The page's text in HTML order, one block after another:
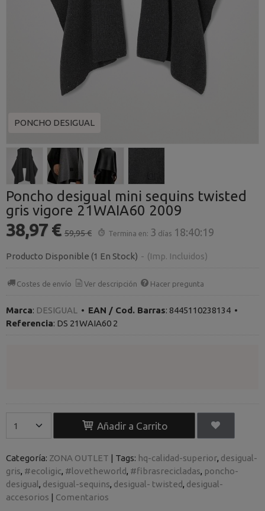
PONCHO DESIGUAL
Poncho desigual mini sequins twisted
gris vigore 21WAIA60 2009
38,97 € 59,95 € Termina en: 3 días 18:40:18
Producto Disponible (1 En Stock) - (Imp. Incluidos)
Costes de envío Ver descripción Hacer pregunta
Marca: DESIGUAL • EAN / Cod. Barras: 8445110238134 •
Referencia: DS 21WAIA60 2
Añadir a Carrito
Categoría: ZONA OUTLET | Tags: hq-calidad-superior desigual-
gris #ecoligic #lovetheworld #fibrasrecicladas poncho-
desigual
desigual-sequins desigual- twisted desigual-
accesorios | Comentarios